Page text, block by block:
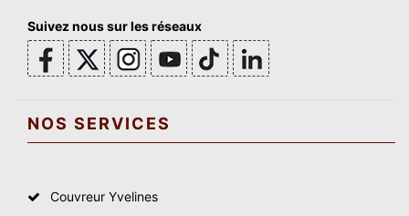
Suivez nous sur les réseaux
NOS SERVICES
Couvreur Yvelines